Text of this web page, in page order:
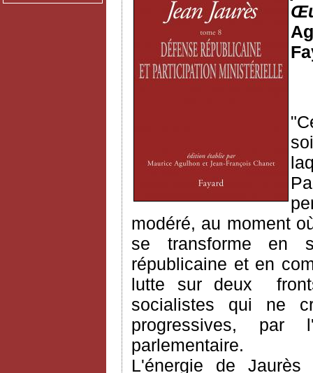
"
modéré, au moment
se transforme en
républicaine et en
lutte surdeux
socialistes qui ne
progressives, par
parlementaire.
L'énergie de Jaurès